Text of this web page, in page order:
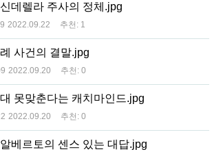
데렐라 주사의 정체.jpg
2022.09.22 추천: 1
사건의 결말.jpg
2022.09.20 추천: 0
못맞춘다는 캐치마인드.jpg
2022.09.20 추천: 0
베르토의 센스 있는 대답.jpg